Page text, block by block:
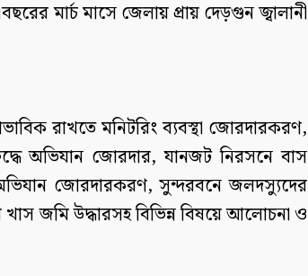
মার্চ মাসে জেলায় প্রায় দেড়গুন জ্বালানী
রাখতে মনিটরিং ব্যবস্থা জোরদারকরণ,
অভিযান জোরদার, যানজট নিরসনে বাস
জোরদারকরণ, সুন্দরবনে জলদস্যুদের
জমি উদ্ধারসহ বিভিন্ন বিষয়ে আলোচনা ও